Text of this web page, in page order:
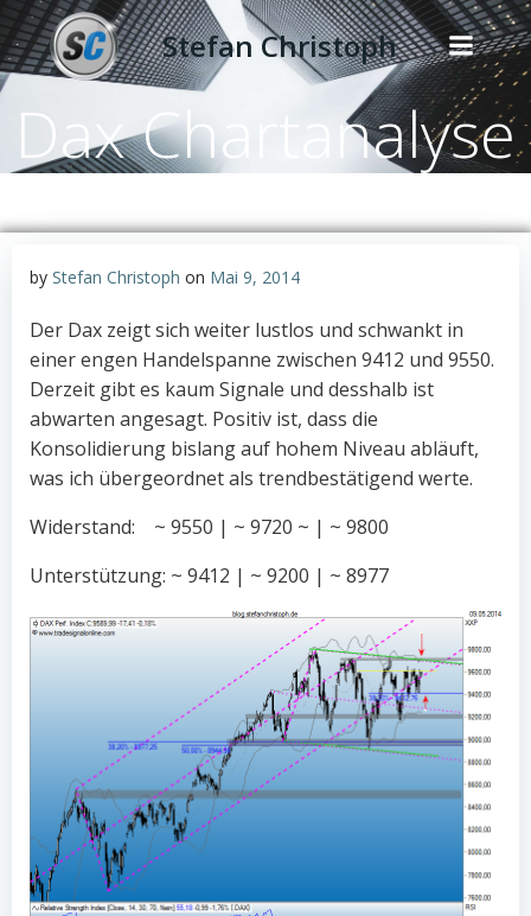
Zum
Inhalt
springen
Stefan Christoph
Dax Chartanalyse
by Stefan Christoph on Mai 9, 2014
Der Dax zeigt sich weiter lustlos und schwankt in
einer engen Handelspanne zwischen 9412 und 9550.
Derzeit gibt es kaum Signale und desshalb ist
abwarten angesagt. Positiv ist, dass die
Konsolidierung bislang auf hohem Niveau abläuft,
was ich übergeordnet als trendbestätigend werte.
Widerstand: ~ 9550 | ~ 9720 ~ | ~ 9800
Unterstützung: ~ 9412 | ~ 9200 | ~ 8977